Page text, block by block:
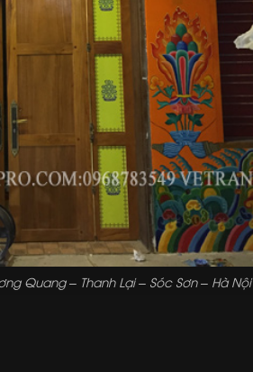
Quang – Thanh Lại – Sóc Sơn – Hà Nội